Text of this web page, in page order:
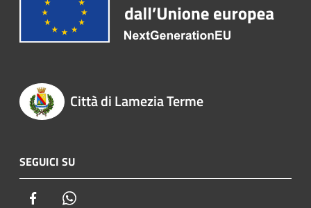
Città di Lamezia Terme
SEGUICI SU
Facebook